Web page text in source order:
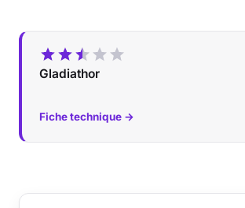
Gladiathor
Fiche technique →